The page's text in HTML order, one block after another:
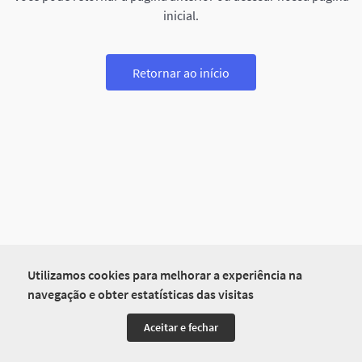
Utilizamos cookies para melhorar a experiência na
navegação e obter estatísticas das visitas
Aceitar e fechar
inicial.
Retornar ao início